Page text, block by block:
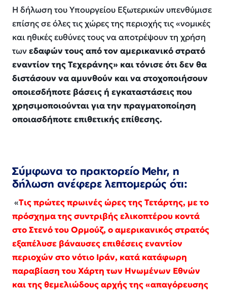
Η δήλωση του Υπουργείου Εξωτερικών υπενθύμισε
επίσης σε όλες τις χώρες της περιοχής τις «νομικές
και ηθικές ευθύνες τους να αποτρέψουν τη χρήση
τωνεδαφών τους από τον αμερικανικό στρατό
εναντίον της Τεχεράνης» και τόνισε ότι δεν θα
διστάσουν να αμυνθούν και να στοχοποιήσουν
οποιεσδήποτε βάσεις ή εγκαταστάσεις που
χρησιμοποιούνται για την πραγματοποίηση
οποιασδήποτε επιθετικής επίθεσης.
Σύμφωνα το πρακτορείο Mehr, η
δήλωση ανέφερε λεπτομερώς ότι:
«Τις πρώτες πρωινές ώρες της Τετάρτης, με το
πρόσχημα της συντριβής ελικοπτέρου κοντά
στο Στενό του Ορμούζ, ο αμερικανικός στρατός
εξαπέλυσε βάναυσες επιθέσεις εναντίον
περιοχών στο νότιο Ιράν, κατά κατάφωρη
παραβίαση του Χάρτη των Ηνωμένων Εθνών
και της θεμελιώδους αρχής της «απαγόρευσης